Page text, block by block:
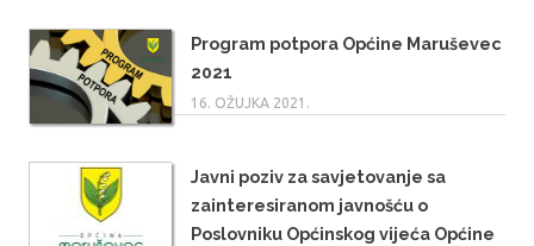
Program potpora Općine Maruševec
2021
16. OŽUJKA 2021.
Javni poziv za savjetovanje sa
zainteresiranom javnošću o
Poslovniku Općinskog vijeća Općine